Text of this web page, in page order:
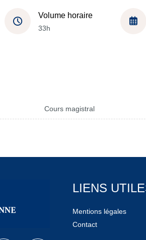
Volume horaire
33h
Cours magistral
LIENS
Mentions légales
Contact